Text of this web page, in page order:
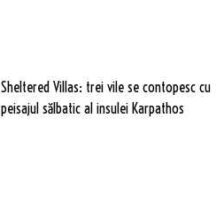
Sheltered Villas: trei vile se contopesc cu
peisajul sălbatic al insulei Karpathos